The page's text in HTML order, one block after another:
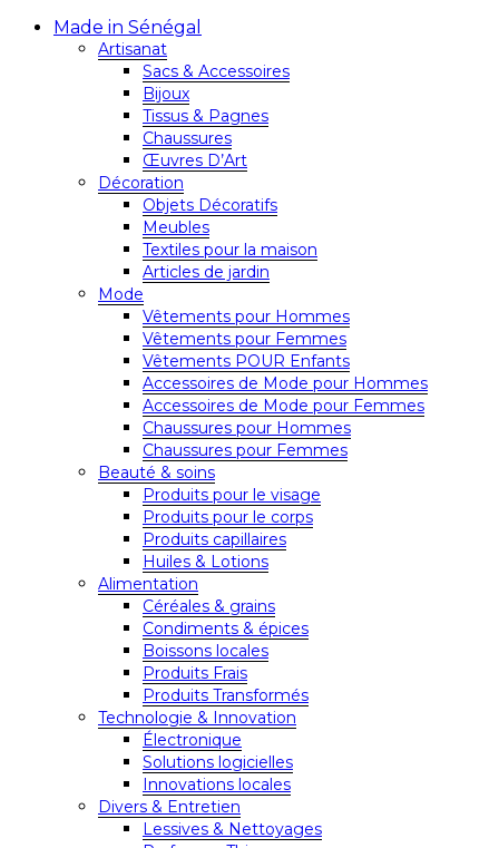
Made in Sénégal
Artisanat
Sacs & Accessoires
Bijoux
Tissus & Pagnes
Chaussures
Œuvres D’Art
Décoration
Objets Décoratifs
Meubles
Textiles pour la maison
Articles de jardin
Mode
Vêtements pour Hommes
Vêtements pour Femmes
Vêtements POUR Enfants
Accessoires de Mode pour Hommes
Accessoires de Mode pour Femmes
Chaussures pour Hommes
Chaussures pour Femmes
Beauté & soins
Produits pour le visage
Produits pour le corps
Produits capillaires
Huiles & Lotions
Alimentation
Céréales & grains
Condiments & épices
Boissons locales
Produits Frais
Produits Transformés
Technologie & Innovation
Électronique
Solutions logicielles
Innovations locales
Divers & Entretien
Lessives & Nettoyages